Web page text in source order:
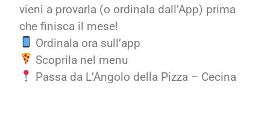
vieni a provarla (o ordinala dall’App) prima
che finisca il mese!
Ordinala ora sull’app
Scoprila nel menu
Passa da L’Angolo della Pizza – Cecina